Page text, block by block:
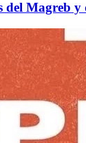
del Magreb y